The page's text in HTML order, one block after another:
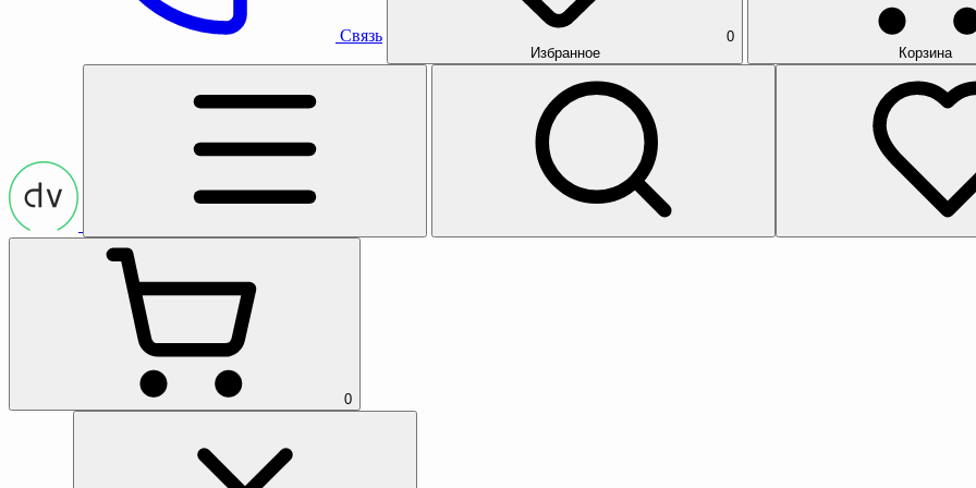
Связь
0
Избранное
Корзина
0